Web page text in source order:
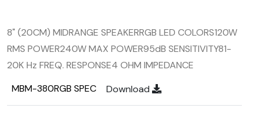
8" (20CM) MIDRANGE SPEAKERRGB LED COLORS120W
RMS POWER240W MAX POWER95dB SENSITIVITY81-
20K Hz FREQ. RESPONSE4 OHM IMPEDANCE
MBM-380RGB SPEC
Download